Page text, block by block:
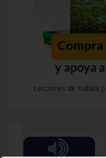
Lecciones de Kabalá